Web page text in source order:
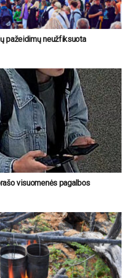
pažeidimų neužfiksuota
visuomenės pagalbos